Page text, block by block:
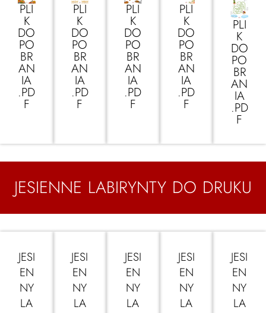
PLI
K
DO
PO
BR
AN
IA
.PD
F
PLI
K
DO
PO
BR
AN
IA
.PD
F
PLI
K
DO
PO
BR
AN
IA
.PD
F
PLI
K
DO
PO
BR
AN
IA
.PD
F
PLI
K
DO
PO
BR
AN
IA
.PD
F
JESIENNE LABIRYNTY DO DRUKU
JESI
EN
NY
LA
JESI
EN
NY
LA
JESI
EN
NY
LA
JESI
EN
NY
LA
JESI
EN
NY
LA